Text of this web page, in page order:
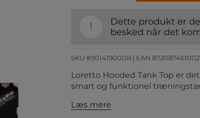
!
Dette produkt er
besked når det
SKU #901419000R | EAN
Loretto Hooded Tank Top er
smart og funktionel
Læs mere